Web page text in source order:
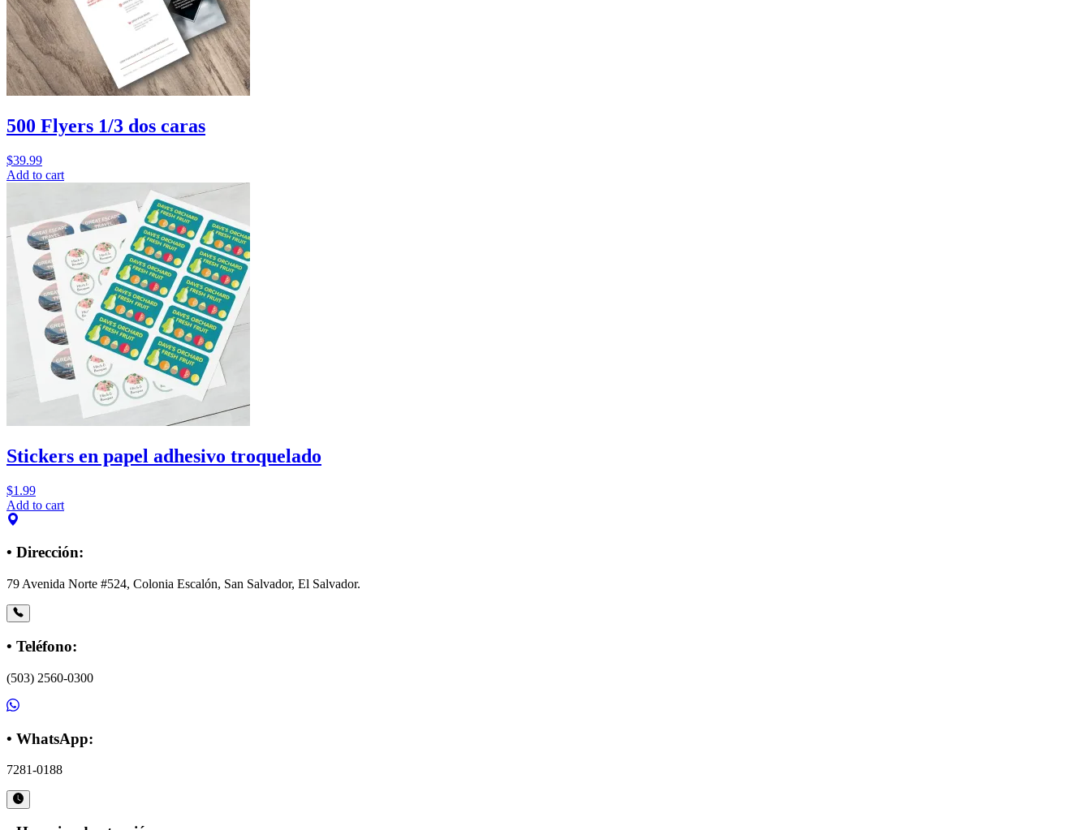
500 Flyers 1/3 dos caras
$39.99
Add to cart
Stickers en papel adhesivo troquelado
$1.99
Add to cart
• Dirección:
79 Avenida Norte #524, Colonia Escalón, San Salvador, El Salvador.
• Teléfono:
(503) 2560-0300
• WhatsApp:
7281-0188